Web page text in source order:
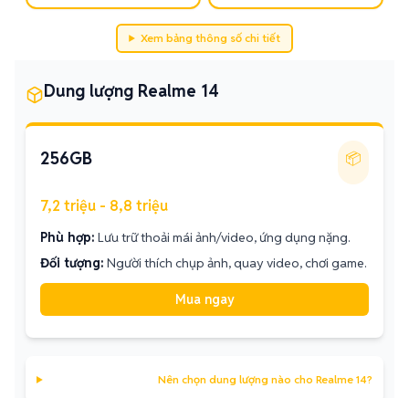
Xem bảng thông số chi tiết
Dung lượng Realme 14
256GB 📦
7,2 triệu - 8,8 triệu
Phù hợp: Lưu trữ thoải mái ảnh/video, ứng dụng nặng.
Đối tượng: Người thích chụp ảnh, quay video, chơi game.
Mua ngay
Nên chọn dung lượng nào cho Realme 14?